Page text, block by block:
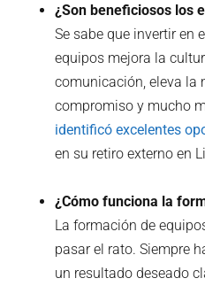
¿Son beneficiosos los
Se sabe que invertir en
equipos mejora la
comunicación, eleva la
compromiso y mucho
identificó excelentes
en su retiro externo en
¿Cómo funciona la
La formación de
pasar el rato. Siempre
un resultado deseado